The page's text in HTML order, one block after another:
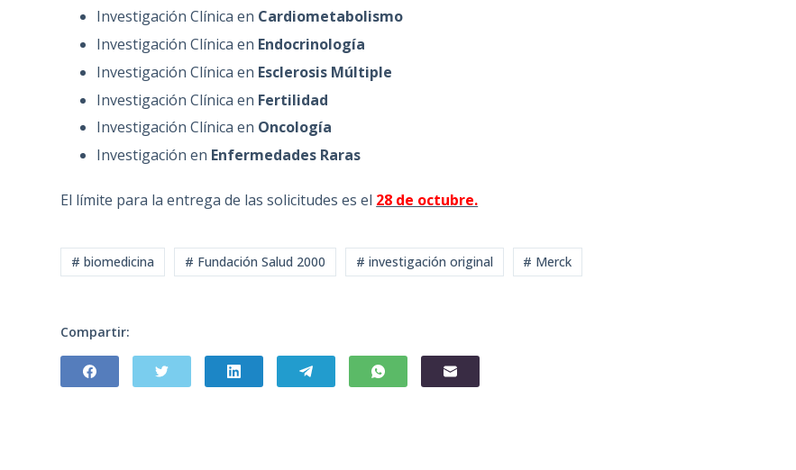
Investigación Clínica en Cardiometabolismo
Investigación Clínica en Endocrinología
Investigación Clínica en Esclerosis Múltiple
Investigación Clínica en Fertilidad
Investigación Clínica en Oncología
Investigación en Enfermedades Raras
El límite para la entrega de las solicitudes es el 28 de octubre.
# biomedicina # Fundación Salud 2000 # investigación original # Merck
Compartir: